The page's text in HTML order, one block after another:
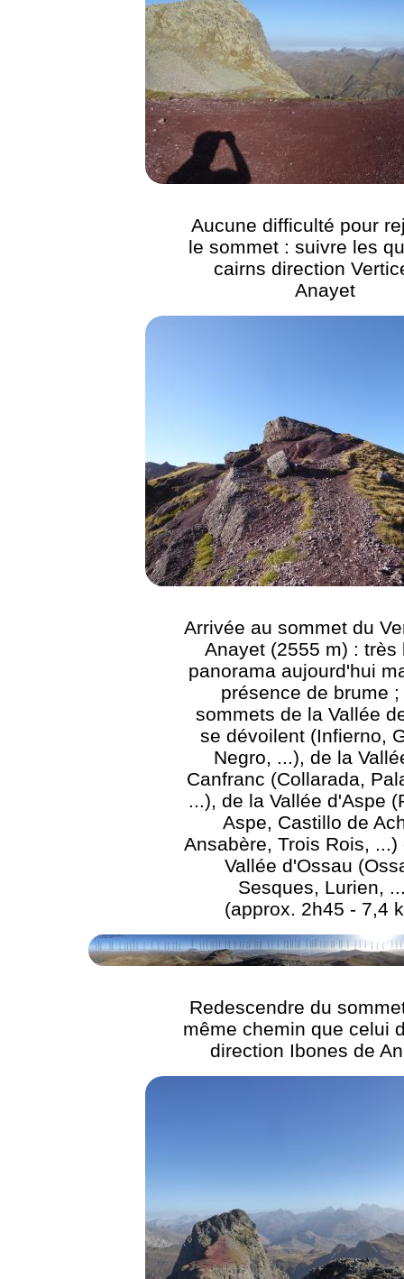
Aucune difficulté pour
le sommet : suivre les
cairns direction
Anayet
Arrivée au sommet du
Anayet (2555 m) : très
panorama aujourd'hui
présence de brume ;
sommets de la Vallée
se dévoilent (Infierno,
Negro, ...), de la
Canfranc (Collarada,
...), de la Vallée d'Aspe
Aspe, Castillo de
Ansabère, Trois Rois, ...)
Vallée d'Ossau
Sesques, Lurien,
(approx. 2h45 - 7,4
Redescendre du
même chemin que celui
direction Ibones de